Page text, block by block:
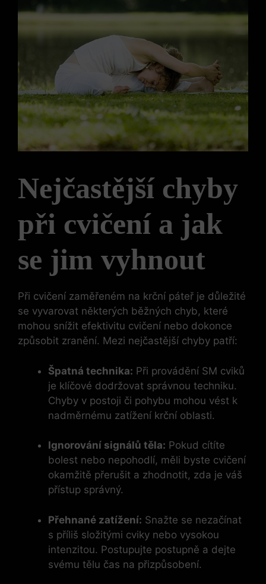
Nejčastější⁢ chyby⁤
při⁢ cvičení a jak
se jim vyhnout
Při cvičení zaměřeném ​na ⁣krční ⁣páteř je ⁢důležité
se vyvarovat některých běžných ​chyb, které
mohou ⁤snížit efektivitu cvičení nebo dokonce
způsobit ⁣zranění. Mezi nejčastější chyby ⁤patří:
Špatná technika: ​Při provádění ​SM ​cviků
je klíčové dodržovat správnou techniku.
Chyby v postoji či pohybu mohou vést k
nadměrnému zatížení krční oblasti.
Ignorování signálů těla: Pokud cítíte
⁤bolest⁤ nebo nepohodlí, měli byste ⁤cvičení
okamžitě přerušit a zhodnotit, zda je​ váš
přístup správný.
Přehnané zatížení: Snažte se nezačínat
s příliš složitými cviky nebo vysokou
intenzitou. Postupujte ⁣postupně a‍ dejte
svému tělu čas na přizpůsobení.